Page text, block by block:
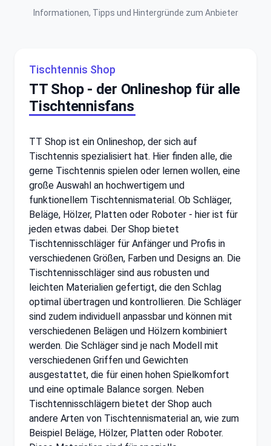
Informationen, Tipps und Hintergründe zum Anbieter
Tischtennis Shop
TT Shop - der Onlineshop für alle
Tischtennisfans
TT Shop ist ein Onlineshop, der sich auf
Tischtennis spezialisiert hat. Hier finden alle, die
gerne Tischtennis spielen oder lernen wollen, eine
große Auswahl an hochwertigem und
funktionellem Tischtennismaterial. Ob Schläger,
Beläge, Hölzer, Platten oder Roboter - hier ist für
jeden etwas dabei. Der Shop bietet
Tischtennisschläger für Anfänger und Profis in
verschiedenen Größen, Farben und Designs an. Die
Tischtennisschläger sind aus robusten und
leichten Materialien gefertigt, die den Schlag
optimal übertragen und kontrollieren. Die Schläger
sind zudem individuell anpassbar und können mit
verschiedenen Belägen und Hölzern kombiniert
werden. Die Schläger sind je nach Modell mit
verschiedenen Griffen und Gewichten
ausgestattet, die für einen hohen Spielkomfort
und eine optimale Balance sorgen. Neben
Tischtennisschlägern bietet der Shop auch
andere Arten von Tischtennismaterial an, wie zum
Beispiel Beläge, Hölzer, Platten oder Roboter.